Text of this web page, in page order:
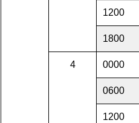
1200
1800
4 0000
0600
1200